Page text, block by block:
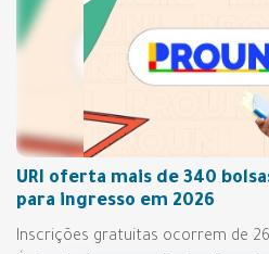
URI oferta mais de 340
para ingresso em 2026
Inscrições gratuitas ocorrem de